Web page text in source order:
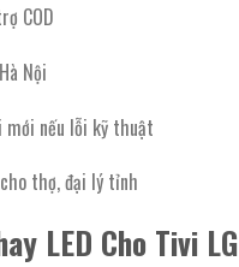
COD
Nội
mới nếu lỗi kỹ thuật
thợ, đại lý tỉnh
LED Cho Tivi